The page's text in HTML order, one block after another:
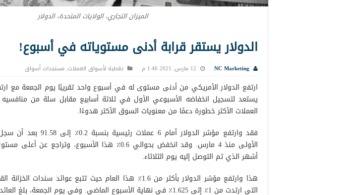
الميزان التجاري، الولايات المتحدة، الدولار
الدولار يستقر قرابة أدنى مستوياته في أسبوع!
NC Marketing 12 مارس, 2021 1:46 م تغطية لأسواق العملات,مستجدات أسواق
ارتفع الدولار الأمريكي من أدنى مستوى له في أسبوع واحد تقريبًا يوم الجمعة مع
يستعد لتسجيل انخفاضه الأسبوعي الأول في ثلاثة أسابيع مقابل سلة من
العملات الأكثر خطورة دعمًا من معنويات السوق الأكثر هدوءًا.
الأولى منذ 4 مارس. وقد انخفض بحوالي 0.6٪ هذا الأسبوع،
أشهر الذي تم التوصل إليه يوم الثلاثاء.
هذا وارتفع مؤشر الدولار بأكثر من 1.6٪ هذا العام حيث تتبع عوائد
التي ارتدت من 1٪ إلى 1.625٪ في نهاية الأسبوع الماضي. وفي يوم الجمعة، بلغ العائد نحو 1.55٪.